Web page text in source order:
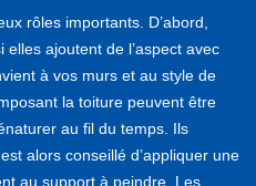
rôles importants. D’abord,
ajoutent de l’aspect avec
à vos murs et au style de
la toiture peuvent être
au fil du temps. Ils
alors conseillé d’appliquer une
au support à peindre. Les